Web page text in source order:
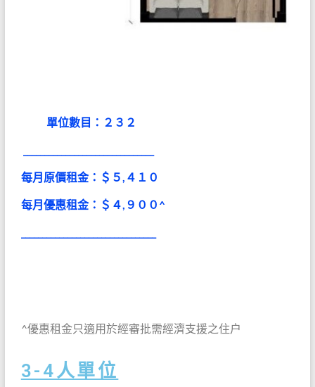
單位數目：２３２
每月原價租金：＄５,４ １ ０
每月 優惠租金：＄４,９００^
^優惠租金只適用於經審批需經濟支援之住户
3-4人單位